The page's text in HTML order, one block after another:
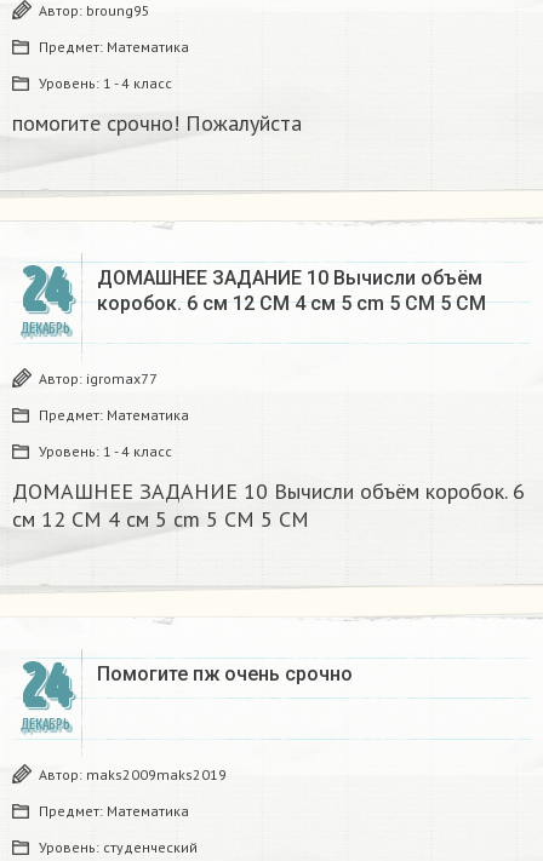
Автор: broung95
Предмет: Математика
Уровень: 1 - 4 класс
помогите срочно! Пожалуйста
24
ДЕКАБРЬ
ДОМАШНЕЕ ЗАДАНИЕ 10 Вычисли объём
коробок. 6 см 12 CM 4 см 5 cm 5 CM 5 CM​
Автор: igromax77
Предмет: Математика
Уровень: 1 - 4 класс
ДОМАШНЕЕ ЗАДАНИЕ 10 Вычисли объём коробок. 6
см 12 CM 4 см 5 cm 5 CM 5 CM​
24
ДЕКАБРЬ
Помогите пж очень срочно​
Автор: maks2009maks2019
Предмет: Математика
Уровень: студенческий